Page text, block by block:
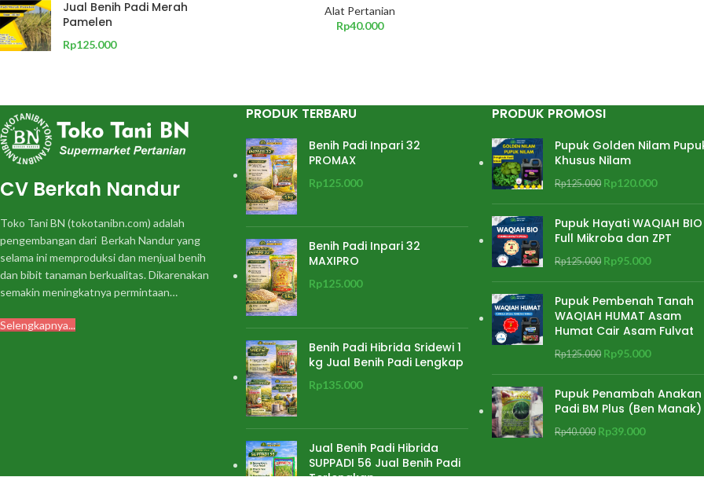
Jual Benih Padi Merah
Pamelen
Rp125.000
Alat Pertanian
Rp40.000
CV Berkah Nandur
Toko Tani BN (tokotanibn.com) adalah
pengembangan dari Berkah Nandur yang
selama ini memproduksi dan menjual benih
dan bibit tanaman berkualitas. Dikarenakan
semakin meningkatnya permintaan…
Selengkapnya...
PRODUK TERBARU
Benih Padi Inpari 32
PROMAX
Rp125.000
Benih Padi Inpari 32
MAXIPRO
Rp125.000
Benih Padi Hibrida Sridewi 1
kg Jual Benih Padi Lengkap
Rp135.000
Jual Benih Padi Hibrida
SUPPADI 56 Jual Benih Padi
PRODUK PROMOSI
Pupuk Golden Nilam
Khusus Nilam
Rp125.000 Rp120.000
Pupuk Hayati WAQIAH BIO
Full Mikroba dan ZPT
Rp125.000 Rp95.000
Pupuk Pembenah Tanah
WAQIAH HUMAT Asam
Humat Cair Asam Fulvat
Rp125.000 Rp95.000
Pupuk Penambah Anakan
Padi BM Plus (Ben Manak)
Rp40.000 Rp39.000